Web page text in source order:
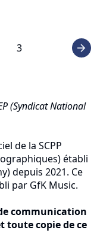
3 arrow_right
(Syndicat National
de la SCPP
établi
depuis 2021. Ce
par GfK Music.
communication
toute copie de ce